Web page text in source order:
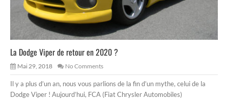
La Dodge Viper de retour en 2020 ?
Mai 29, 2018 No Comments
Il y a plus d’un an, nous vous parlions de la fin d’un mythe, celui de la
Dodge Viper ! Aujourd’hui, FCA (Fiat Chrysler Automobiles)